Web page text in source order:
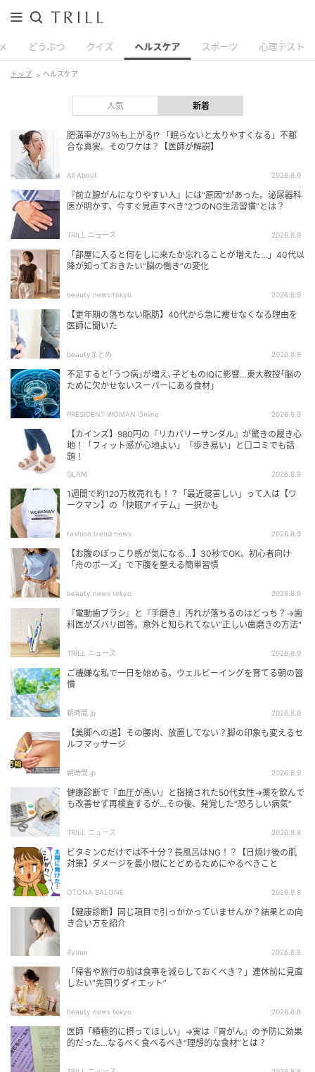
どうぶつ クイズ ヘルスケア スポーツ 心理テスト
トップ ヘルスケア
人気 新着
肥満率が73％も上がる!? 「眠らないと太りやすくなる」不都
合な真実。そのワケは？【医師が解説】
All About 2026.8.9
『前立腺がんになりやすい人』には“原因”があった。泌尿器科
医が明かす、今すぐ見直すべき“2つのNG生活習慣”とは？
TRILL ニュース 2026.8.9
「部屋に入ると何をしに来たか忘れることが増えた…」40代以
降が知っておきたい“脳の働き”の変化
beauty news tokyo 2026.8.9
【更年期の落ちない脂肪】40代から急に痩せなくなる理由を
医師に聞いた
beautyまとめ 2026.8.9
不足すると｢うつ病｣が増え､子どものIQに影響…東大教授｢脳の
ために欠かせないスーパーにある食材｣
PRESIDENT WOMAN Online 2026.8.9
【カインズ】980円の『リカバリーサンダル』が驚きの履き心
地！「フィット感が心地よい」「歩き易い」と口コミでも話
題！
GLAM 2026.8.9
1週間で約120万枚売れも！？「最近寝苦しい」って人は【ワ
ークマン】の「快眠アイテム」一択かも
fashion trend news 2026.8.9
【お腹のぽっこり感が気になる…】30秒でOK。初心者向け
「舟のポーズ」で下腹を整える簡単習慣
beauty news tokyo 2026.8.9
『電動歯ブラシ』と『手磨き』汚れが落ちるのはどっち？→歯
科医がズバリ回答。意外と知られてない“正しい歯磨きの方法"
TRILL ニュース 2026.8.9
ご機嫌な私で一日を始める。ウェルビーイングを育てる朝の習
慣
朝時間.jp 2026.8.9
【美脚への道】その腰肉、放置してない？脚の印象も変えるセ
ルフマッサージ
朝時間.jp 2026.8.9
健康診断で『血圧が高い』と指摘された50代女性→薬を飲んで
も改善せず再検査するが…その後、発覚した“恐ろしい病気”
TRILL ニュース 2026.8.8
ビタミンCだけでは不十分？長風呂はNG！？【日焼け後の肌
対策】ダメージを最小限にとどめるためにやるべきこと
OTONA SALONE 2026.8.8
【健康診断】同じ項目で引っかかっていませんか？結果との向
き合い方を紹介
4yuuu 2026.8.8
「帰省や旅行の前は食事を減らしておくべき？」連休前に見直
したい“先回りダイエット”
beauty news tokyo 2026.8.8
医師「積極的に摂ってほしい」→実は『胃がん』の予防に効果
的だった…なるべく食べるべき“理想的な食材”とは？